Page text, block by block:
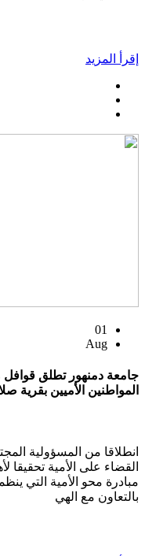
إقرأ المزيد
01
Aug
جامعة دمنهور تطلق قوافل
المواطنين الأميين بقرية
انطلاقا من المسؤولية
القضاء على الأمية تحقيقا
مبادرة محو الأمية التي
بالتعاون مع الهي